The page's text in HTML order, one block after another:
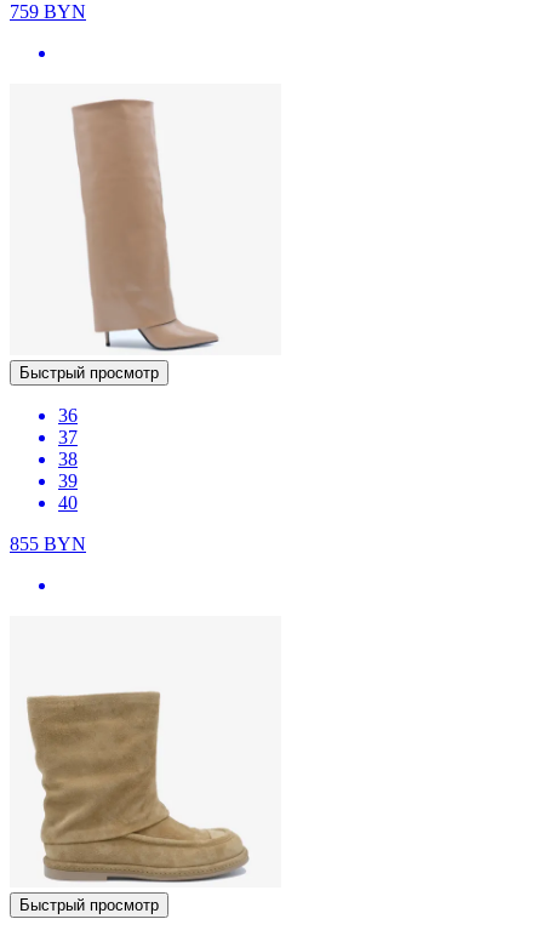
759 BYN
Быстрый просмотр
36
37
38
39
40
855 BYN
Быстрый просмотр